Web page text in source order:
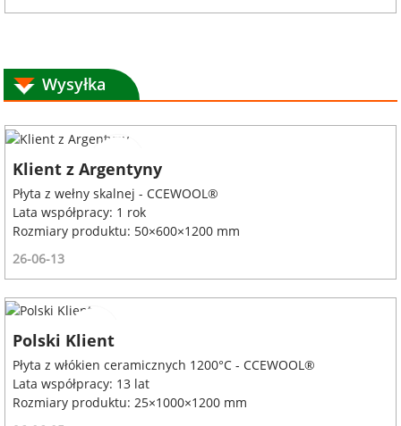
Wysyłka
Klient z Argentyny
Płyta z wełny skalnej - CCEWOOL®
Lata współpracy: 1 rok
Rozmiary produktu: 50×600×1200 mm
26-06-13
Polski Klient
Płyta z włókien ceramicznych 1200°C - CCEWOOL®
Lata współpracy: 13 lat
Rozmiary produktu: 25×1000×1200 mm